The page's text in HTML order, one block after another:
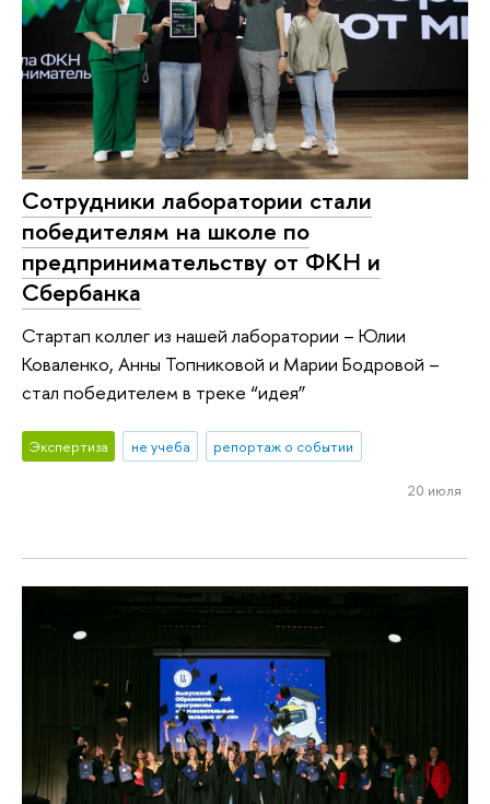
Сотрудники лаборатории стали
победителям на школе по
предпринимательству от ФКН и
Сбербанка
Стартап коллег из нашей лаборатории – Юлии
Коваленко, Анны Топниковой и Марии Бодровой –
стал победителем в треке “идея”
Экспертиза не учеба репортаж о событии
20 июля